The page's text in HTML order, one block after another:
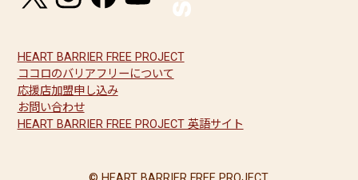
HEART BARRIER FREE PROJECT
ココロのバリアフリーについて
応援店加盟申し込み
お問い合わせ
HEART BARRIER FREE PROJECT 英語サイト